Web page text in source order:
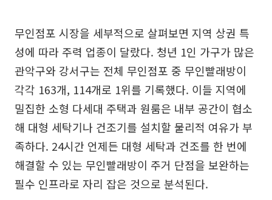
무인점포 시장을 세부적으로 살펴보면 지역 상권 특
성에 따라 주력 업종이 달랐다. 청년 1인 가구가 많은
관악구와 강서구는 전체 무인점포 중 무인빨래방이
각각 163개, 114개로 1위를 기록했다. 이들 지역에
밀집한 소형 다세대 주택과 원룸은 내부 공간이 협소
해 대형 세탁기나 건조기를 설치할 물리적 여유가 부
족하다. 24시간 언제든 대형 세탁과 건조를 한 번에
해결할 수 있는 무인빨래방이 주거 단점을 보완하는
필수 인프라로 자리 잡은 것으로 분석된다.